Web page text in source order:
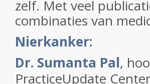
zelf. Met veel
combinaties van
Nierkanker:
Dr. Sumanta Pal,
PracticeUpdate